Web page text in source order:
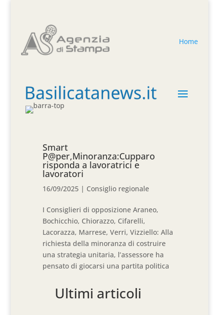
Home
Smart
P@per,Minoranza:Cupparo
risponda a lavoratrici e
lavoratori
16/09/2025 | Consiglio regionale
I Consiglieri di opposizione Araneo,
Bochicchio, Chiorazzo, Cifarelli,
Lacorazza, Marrese, Verri, Vizziello: Alla
richiesta della minoranza di costruire
una strategia unitaria, l’assessore ha
pensato di giocarsi una partita politica
Ultimi articoli